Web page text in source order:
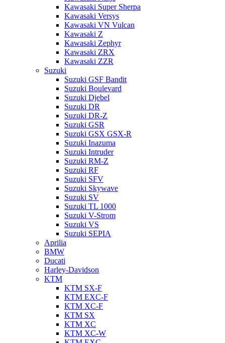
Kawasaki Super Sherpa
Kawasaki Versys
Kawasaki VN Vulcan
Kawasaki Z
Kawasaki Zephyr
Kawasaki ZRX
Kawasaki ZZR
Suzuki
Suzuki GSF Bandit
Suzuki Boulevard
Suzuki Djebel
Suzuki DR
Suzuki DR-Z
Suzuki GSR
Suzuki GSX GSX-R
Suzuki Inazuma
Suzuki Intruder
Suzuki RM-Z
Suzuki RF
Suzuki SFV
Suzuki Skywave
Suzuki SV
Suzuki TL 1000
Suzuki V-Strom
Suzuki VS
Suzuki SEPIA
Aprilia
BMW
Ducati
Harley-Davidson
KTM
KTM SX-F
KTM EXC-F
KTM XC-F
KTM SX
KTM XC
KTM XC-W